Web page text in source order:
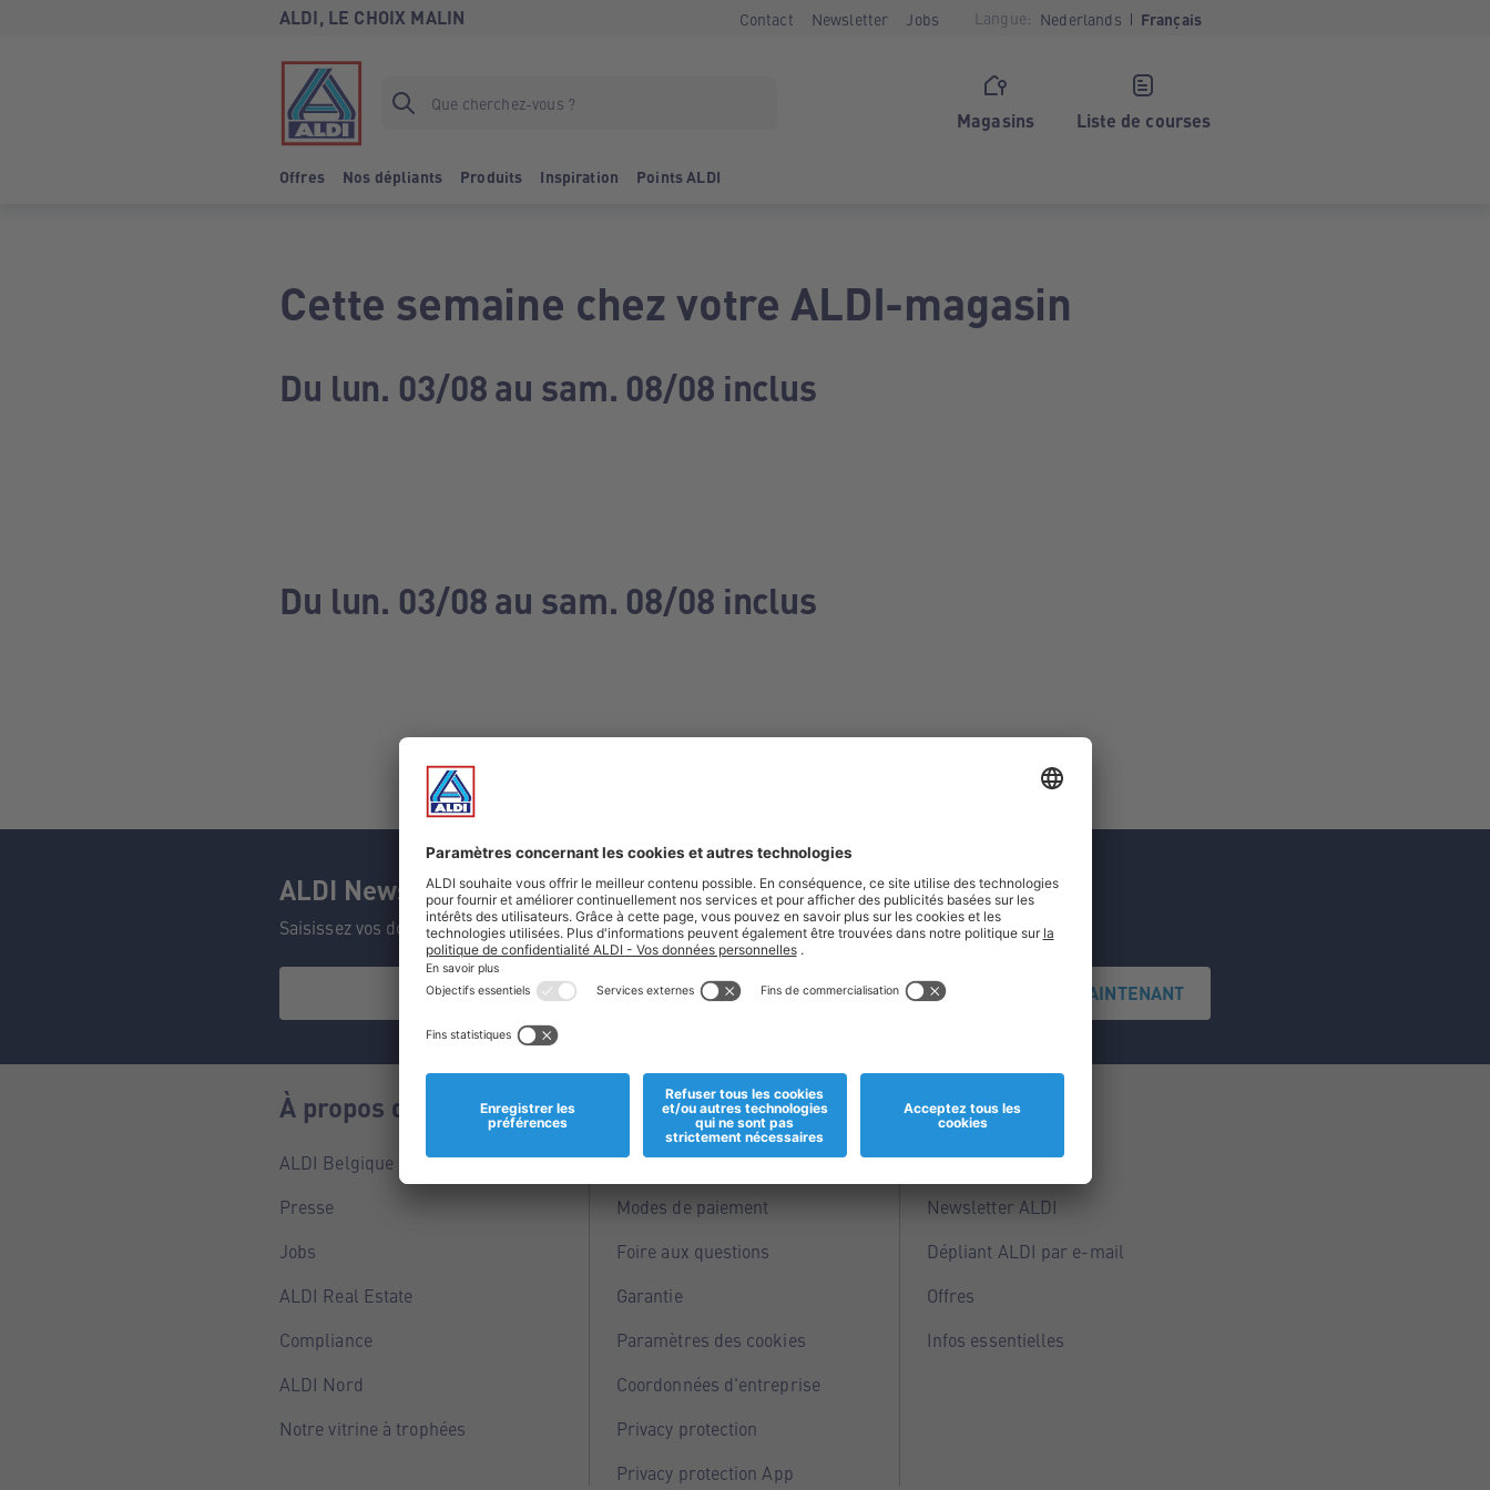
ALDI, LE CHOIX MALIN Contact Newsletter Jobs Langue: Nederlands Français
Magasins Liste de courses
Offres Nos dépliants Produits Inspiration Points ALDI
Cette semaine chez votre ALDI-magasin
Du lun. 03/08 au sam. 08/08 inclus
Du lun. 03/08 au sam. 08/08 inclus
ALDI Newsletter
Saisissez vos données et ne manquez aucune de nos offres.
S'INSCRIRE MAINTENANT
À propos de nous
ALDI Belgique
Presse
Jobs
ALDI Real Estate
Compliance
ALDI Nord
Notre vitrine à trophées
Informations
Magasins
Modes de paiement
Foire aux questions
Garantie
Paramètres des cookies
Coordonnées d'entreprise
Privacy protection
Privacy protection App
Service
Points ALDI
Newsletter ALDI
Dépliant ALDI par e-mail
Offres
Infos essentielles